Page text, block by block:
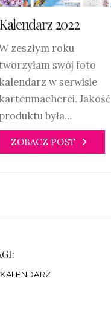
Kalendarz 2022
zeszłym roku
swój foto
kalendarz w serwisie
kartenmacherei. Jakość
produktu była…
ZOBACZ POST
KALENDARZ